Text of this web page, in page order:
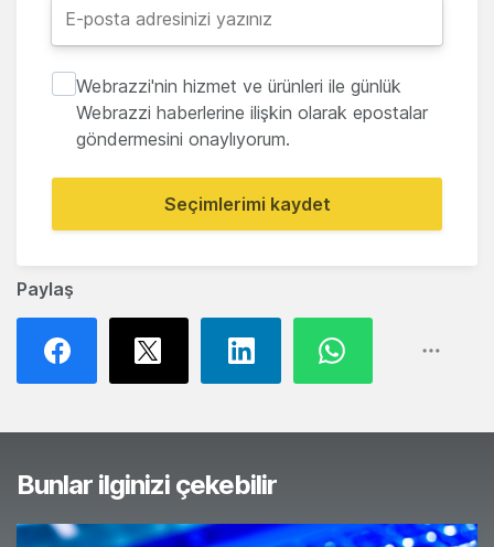
Paylaş
Webrazzi'nin hizmet ve ürünleri ile günlük
Webrazzi haberlerine ilişkin olarak epostalar
göndermesini onaylıyorum.
Seçimlerimi kaydet
Bunlar ilginizi çekebilir